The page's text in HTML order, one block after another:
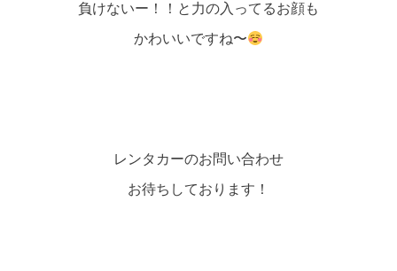
負けないー！！と力の入ってるお顔も
かわいいですね〜
レンタカーのお問い合わせ
お待ちしております！